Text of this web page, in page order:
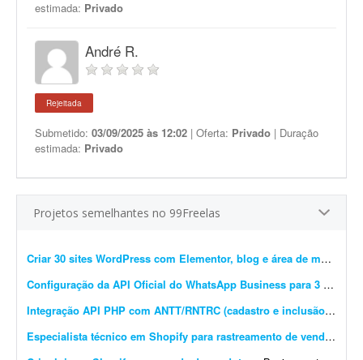
estimada: Privado
André R.
Rejeitada
Submetido: 03/09/2025 às 12:02 | Oferta: Privado | Duração
estimada: Privado
Projetos semelhantes no 99Freelas
Criar 30 sites WordPress com Elementor, blog e área de membros
Configuração da API Oficial do WhatsApp Business para 3 instâncias
Integração API PHP com ANTT/RNTRC (cadastro e inclusão)
-
Especialista técnico em Shopify para rastreamento de vendas e Meta Pixel